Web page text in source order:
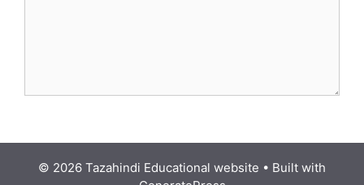
© 2026 Tazahindi Educational website • Built with